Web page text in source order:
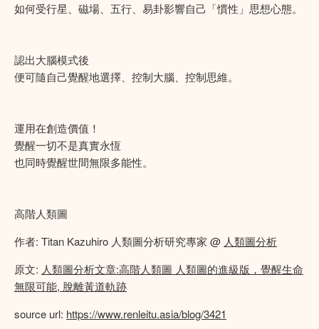
如何受行星、磁場、五行、易卦影響自己「慣性」思想心態。
認出大腦模式後
便可隨自己覺醒地選擇、控制大腦、控制思維。
運用在創造價值！
覺醒一切不是真實永恆
也同時覺醒世間無限多能性。
高階人類圖
作者: Titan Kazuhiro 人類圖分析研究專家 @ 人類圖分析
原文: 人類圖分析文章:高階人類圖 人類圖的進級版，覺醒生命
無限可能, 脫離黃道軌跡
source url: https://www.renleitu.asia/blog/3421